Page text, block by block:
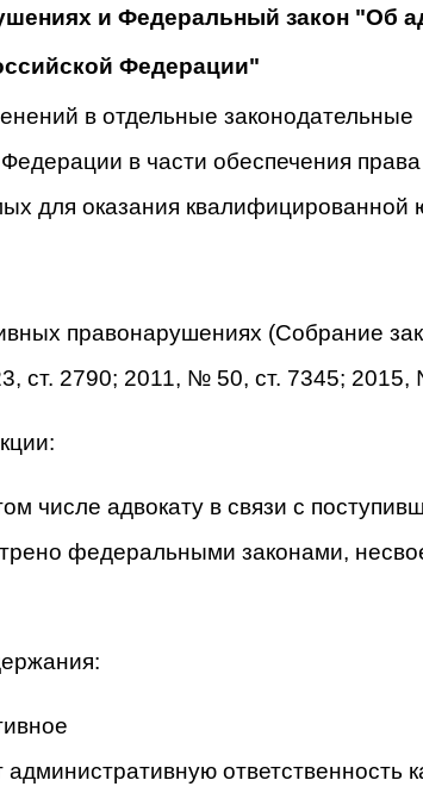
и Федеральный закон "Об
Федерации"
в отдельные законодательные
в части обеспечения права
для оказания
правонарушениях (Собрание
2790; 2011, № 50, ст. 7345;
числе адвокату в связи с
федеральными законами,
ответственность